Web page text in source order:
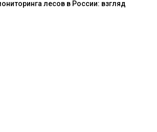
лесов в России: взгляд